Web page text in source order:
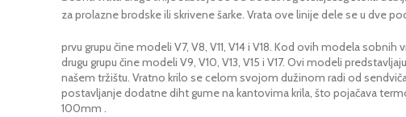
za prolazne brodske ili skrivene šarke. Vrata ove linije dele se u dve
prvu grupu čine modeli V7, V8, V11, V14 i V18. Kod ovih modela
drugu grupu čine modeli V9, V10, V13, V15 i V17. Ovi modeli
našem tržištu. Vratno krilo se celom svojom dužinom radi od
postavljanje dodatne diht gume na kantovima krila, što pojačava
100mm .